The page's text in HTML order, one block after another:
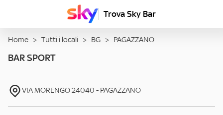
Trova Sky Bar
Home > Tutti i locali > BG > PAGAZZANO
BAR SPORT
VIA MORENGO24040 - PAGAZZANO